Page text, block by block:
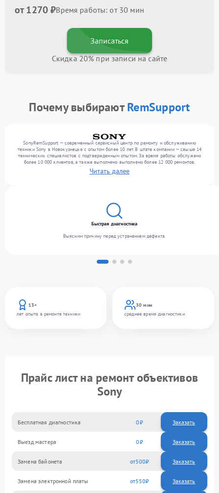
от 1270 ₽Время работы: от 30 мин
Записаться
Скидка 20% при записи на сайте
Почему выбираютRemSupport
SonyRemSupport — современный сервисный центр по ремонту и обслуживанию
техники Sony в Новокузнецке с опытом более 10 лет. В штате компании — свыше 14
технических специалистов с подтвержденным опытом. За время работы обслужено
более 10 000 клиентов, а также выполнено выполнено более 12 000 ремонтов.
Ежемесячно в сервисный центр поступает от 300 устройств, включая , , . Мы
устраняем поломки любой сложности и гарантируем высокое качество обслуживания
Читать далее
13+
лет опыта в ремонте техники
30 мин
среднее время диагностики
Быстрая диагностика
Выясним причину перед устранением дефекта.
Прайс лист на ремонт объективов
Sony
Бесплатная диагностика 0 Заказать
Выезд мастера 0 Заказать
Замена байонета 500
Замена электронной платы 550